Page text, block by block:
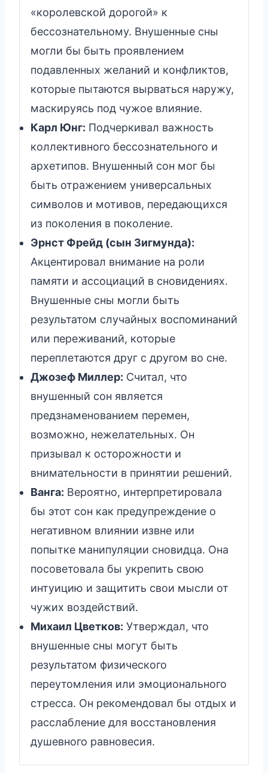
«королевской дорогой» к
бессознательному. Внушенные сны
могли бы быть проявлением
подавленных желаний и конфликтов,
которые пытаются вырваться наружу,
маскируясь под чужое влияние.
Карл Юнг: Подчеркивал важность
коллективного бессознательного и
архетипов. Внушенный сон мог бы
быть отражением универсальных
символов и мотивов, передающихся
из поколения в поколение.
Эрнст Фрейд (сын Зигмунда):
Акцентировал внимание на роли
памяти и ассоциаций в сновидениях.
Внушенные сны могли быть
результатом случайных воспоминаний
или переживаний, которые
переплетаются друг с другом во сне.
Джозеф Миллер: Считал, что
внушенный сон является
предзнаменованием перемен,
возможно, нежелательных. Он
призывал к осторожности и
внимательности в принятии решений.
Ванга: Вероятно, интерпретировала
бы этот сон как предупреждение о
негативном влиянии извне или
попытке манипуляции сновидца. Она
посоветовала бы укрепить свою
интуицию и защитить свои мысли от
чужих воздействий.
Михаил Цветков: Утверждал, что
внушенные сны могут быть
результатом физического
переутомления или эмоционального
стресса. Он рекомендовал бы отдых и
расслабление для восстановления
душевного равновесия.